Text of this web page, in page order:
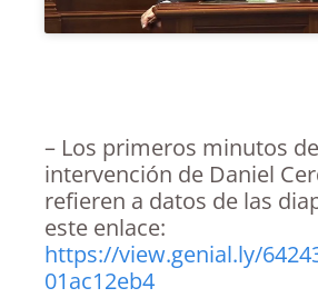
– Los primeros minutos
intervención de Daniel
refieren a datos de las
este enlace:
https://view.genial.ly/
01ac12eb4